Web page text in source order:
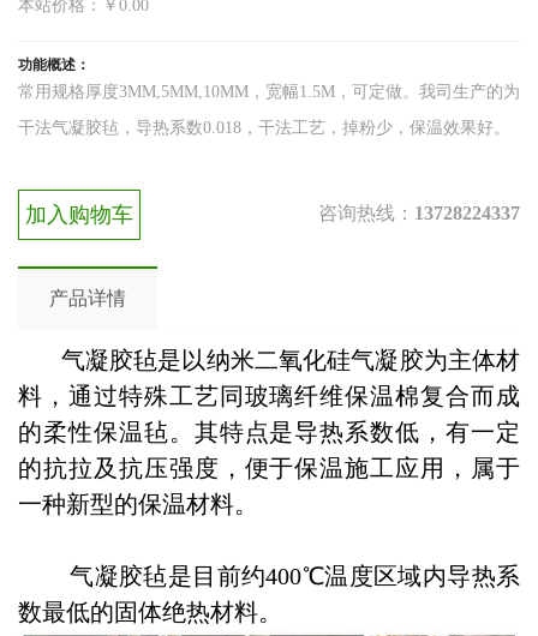
本站价格：￥0.00
功能概述：
常用规格厚度3MM,5MM,10MM，宽幅1.5M，可定做。我司生产的为
干法气凝胶毡，导热系数0.018，干法工艺，掉粉少，保温效果好。
加入购物车 咨询热线： 13728224337
产品详情
气凝胶毡是以纳米二氧化硅气凝胶为主体材
料，通过特殊工艺同玻璃纤维保温棉复合而成
的柔性保温毡。其特点是导热系数低，有一定
的抗拉及抗压强度，便于保温施工应用，属于
一种新型的保温材料。
气凝胶毡是目前约400℃温度区域内导热系
数最低的固体绝热材料。